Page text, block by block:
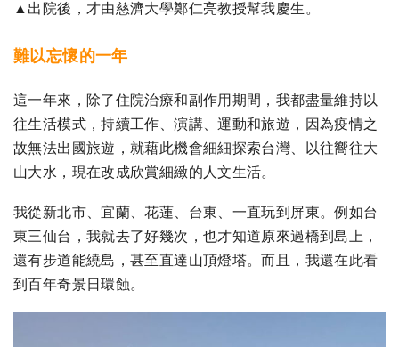
▲出院後，才由慈濟大學鄭仁亮教授幫我慶生。
難以忘懷的一年
這一年來，除了住院治療和副作用期間，我都盡量維持以
往生活模式，持續工作、演講、運動和旅遊，因為疫情之
故無法出國旅遊，就藉此機會細細探索台灣、以往嚮往大
山大水，現在改成欣賞細緻的人文生活。
我從新北市、宜蘭、花蓮、台東、一直玩到屏東。例如台
東三仙台，我就去了好幾次，也才知道原來過橋到島上，
還有步道能繞島，甚至直達山頂燈塔。而且，我還在此看
到百年奇景日環蝕。